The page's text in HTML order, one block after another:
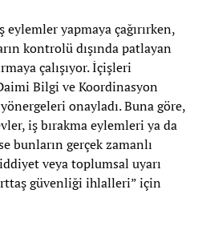
yapmaya çağırırken,
kontrolü dışında patlayan
çalışıyor. İçişleri
Bilgi ve Koordinasyon
onayladı. Buna göre,
iş bırakma eylemleri ya da
bunların gerçek zamanlı
veya toplumsal uyarı
güvenliği ihlalleri” için